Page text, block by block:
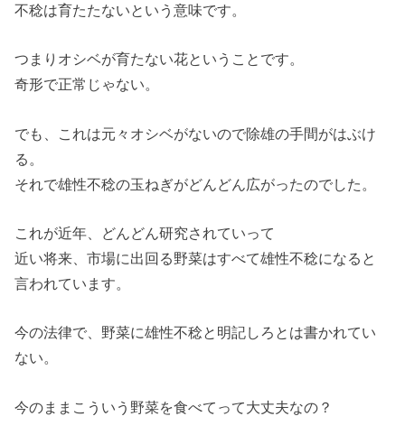
不稔は育たたないという意味です。
つまりオシベが育たない花ということです。
奇形で正常じゃない。
でも、これは元々オシベがないので除雄の手間がはぶけ
る。
それで雄性不稔の玉ねぎがどんどん広がったのでした。
これが近年、どんどん研究されていって
近い将来、市場に出回る野菜はすべて雄性不稔になると
言われています。
今の法律で、野菜に雄性不稔と明記しろとは書かれてい
ない。
今のままこういう野菜を食べてって大丈夫なの？